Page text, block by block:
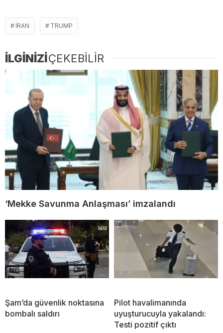
IRAN TRUMP
İLGİNİZİÇEKEBİLİR
‘Mekke Savunma Anlaşması’ imzalandı
Şam’da güvenlik noktasına
bombalı saldırı
Pilot havalimanında
uyuşturucuyla yakalandı:
Testi pozitif çıktı